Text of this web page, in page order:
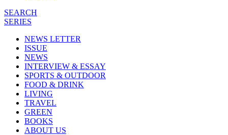
SEARCH
SERIES
NEWS LETTER
ISSUE
NEWS
INTERVIEW & ESSAY
SPORTS & OUTDOOR
FOOD & DRINK
LIVING
TRAVEL
GREEN
BOOKS
ABOUT US